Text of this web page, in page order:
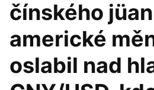
čínského
americké
oslabil nad